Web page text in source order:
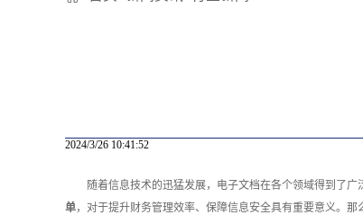
2024/3/26 10:41:52
随着信息技术的迅猛发展，电子文档在各个领域得到了
单，对于提升财务管理效率、保障信息安全具有重要意义。